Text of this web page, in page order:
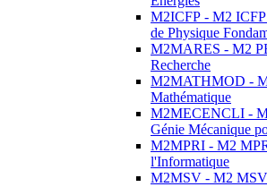
M2ICFP - M2 ICFP
de Physique
M2MARES - M2
Recherche
M2MATHMOD -
Mathématique
M2MECENCLI -
Génie Mécanique
M2MPRI - M2
l'Informatique
M2MSV - M2 MSV